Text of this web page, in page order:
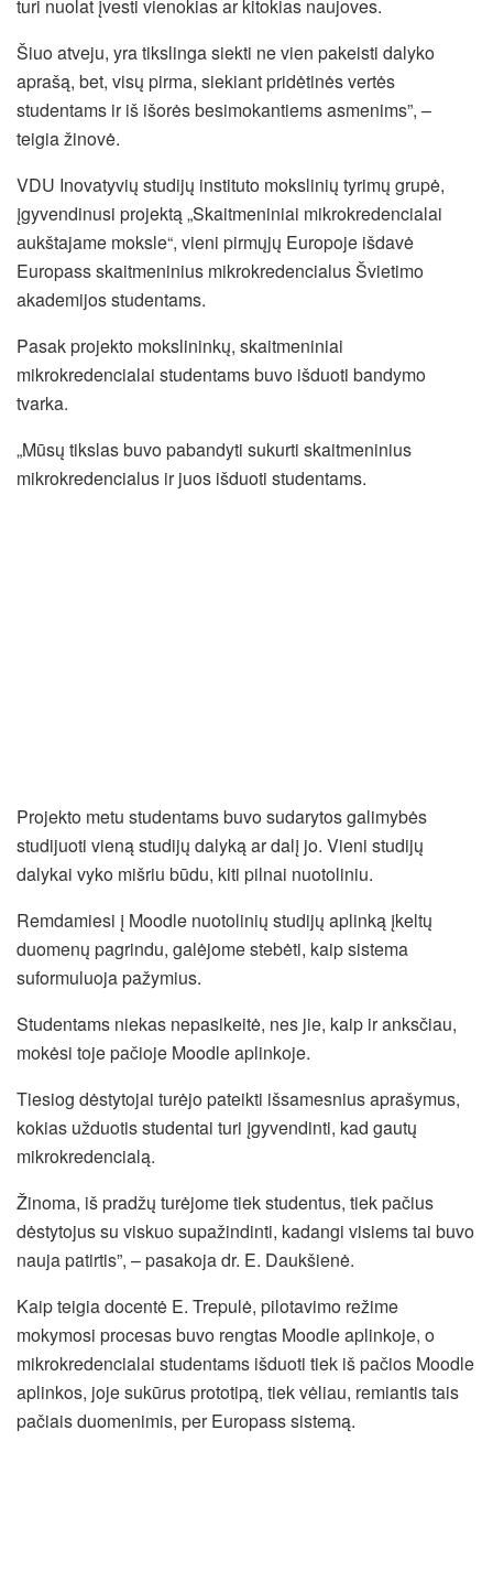
turi nuolat įvesti vienokias ar kitokias naujoves.
Šiuo atveju, yra tikslinga siekti ne vien pakeisti dalyko
aprašą, bet, visų pirma, siekiant pridėtinės vertės
studentams ir iš išorės besimokantiems asmenims”, –
teigia žinovė.
VDU Inovatyvių studijų instituto mokslinių tyrimų grupė,
įgyvendinusi projektą „Skaitmeniniai mikrokredencialai
aukštajame moksle“, vieni pirmųjų Europoje išdavė
Europass skaitmeninius mikrokredencialus Švietimo
akademijos studentams.
Pasak projekto mokslininkų, skaitmeniniai
mikrokredencialai studentams buvo išduoti bandymo
tvarka.
„Mūsų tikslas buvo pabandyti sukurti skaitmeninius
mikrokredencialus ir juos išduoti studentams.
Projekto metu studentams buvo sudarytos galimybės
studijuoti vieną studijų dalyką ar dalį jo. Vieni studijų
dalykai vyko mišriu būdu, kiti pilnai nuotoliniu.
Remdamiesi į Moodle nuotolinių studijų aplinką įkeltų
duomenų pagrindu, galėjome stebėti, kaip sistema
suformuluoja pažymius.
Studentams niekas nepasikeitė, nes jie, kaip ir anksčiau,
mokėsi toje pačioje Moodle aplinkoje.
Tiesiog dėstytojai turėjo pateikti išsamesnius aprašymus,
kokias užduotis studentai turi įgyvendinti, kad gautų
mikrokredencialą.
Žinoma, iš pradžų turėjome tiek studentus, tiek pačius
dėstytojus su viskuo supažindinti, kadangi visiems tai buvo
nauja patirtis”, – pasakoja dr. E. Daukšienė.
Kaip teigia docentė E. Trepulė, pilotavimo režime
mokymosi procesas buvo rengtas Moodle aplinkoje, o
mikrokredencialai studentams išduoti tiek iš pačios Moodle
aplinkos, joje sukūrus prototipą, tiek vėliau, remiantis tais
pačiais duomenimis, per Europass sistemą.